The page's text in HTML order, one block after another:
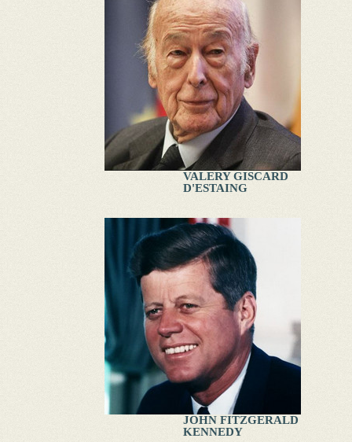
VALERY GISCARD
D'ESTAING
JOHN FITZGERALD
KENNEDY